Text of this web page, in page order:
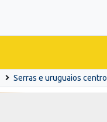
Serras e uruguaios centro